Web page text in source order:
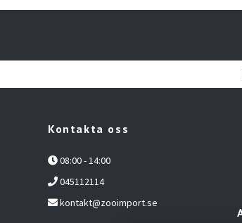
Kontakta oss
08:00 - 14:00
045112114
kontakt@zooimport.se